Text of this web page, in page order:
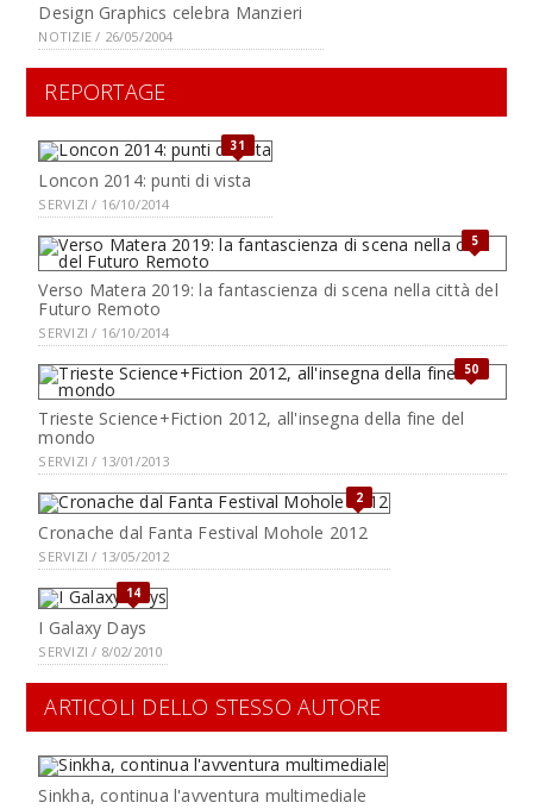
Design Graphics celebra Manzieri
NOTIZIE / 26/05/2004
REPORTAGE
31
Loncon 2014: punti di vista
SERVIZI / 16/10/2014
5
Verso Matera 2019: la fantascienza di scena nella città del
Futuro Remoto
SERVIZI / 16/10/2014
50
Trieste Science+Fiction 2012, all'insegna della fine del
mondo
SERVIZI / 13/01/2013
2
Cronache dal Fanta Festival Mohole 2012
SERVIZI / 13/05/2012
14
I Galaxy Days
SERVIZI / 8/02/2010
ARTICOLI DELLO STESSO AUTORE
Sinkha, continua l'avventura multimediale